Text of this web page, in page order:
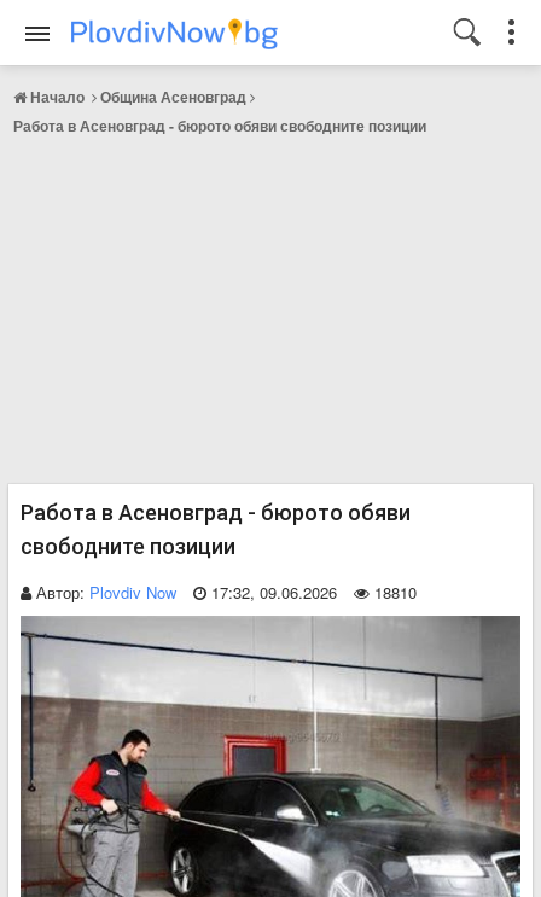
Начало
Община Асеновград
Работа в Асеновград - бюрото обяви свободните позиции
Работа в Асеновград - бюрото обяви
свободните позиции
Автор: Plovdiv Now 17:32, 09.06.2026 18810